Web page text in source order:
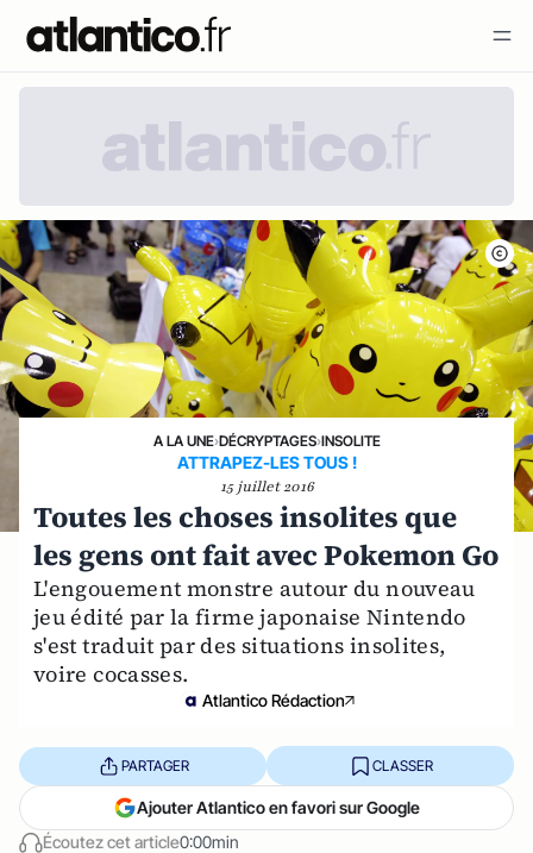
A LA UNE›DÉCRYPTAGES›INSOLITE
ATTRAPEZ-LES TOUS !
15 juillet 2016
Toutes les choses insolites que
les gens ont fait avec Pokemon Go
L'engouement monstre autour du nouveau
jeu édité par la firme japonaise Nintendo
s'est traduit par des situations insolites,
voire cocasses.
Atlantico Rédaction
Écoutez cet article0:00min
PARTAGER CLASSER
Ajouter Atlantico en favori sur Google